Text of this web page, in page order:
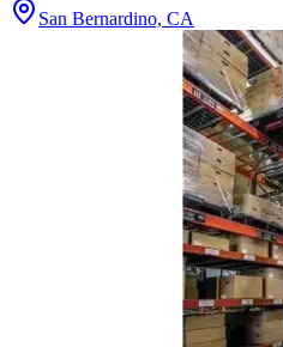
San Bernardino, CA